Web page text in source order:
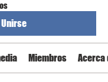
Unirse
Miembros Acerca